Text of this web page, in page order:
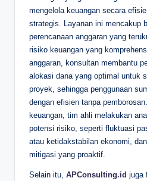
mengelola keuangan secara
strategis. Layanan ini mencakup
perencanaan anggaran yang
risiko keuangan yang
anggaran, konsultan membantu
alokasi dana yang optimal untuk
proyek, sehingga penggunaan
dengan efisien tanpa
keuangan, tim ahli melakukan
potensi risiko, seperti fluktuasi
atau ketidakstabilan ekonomi,
mitigasi yang proaktif.
Selain itu, APConsulting.id juga